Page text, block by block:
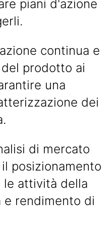
piani d'azione
continua e
prodotto ai
una
dei
di mercato
posizionamento
attività della
e rendimento di